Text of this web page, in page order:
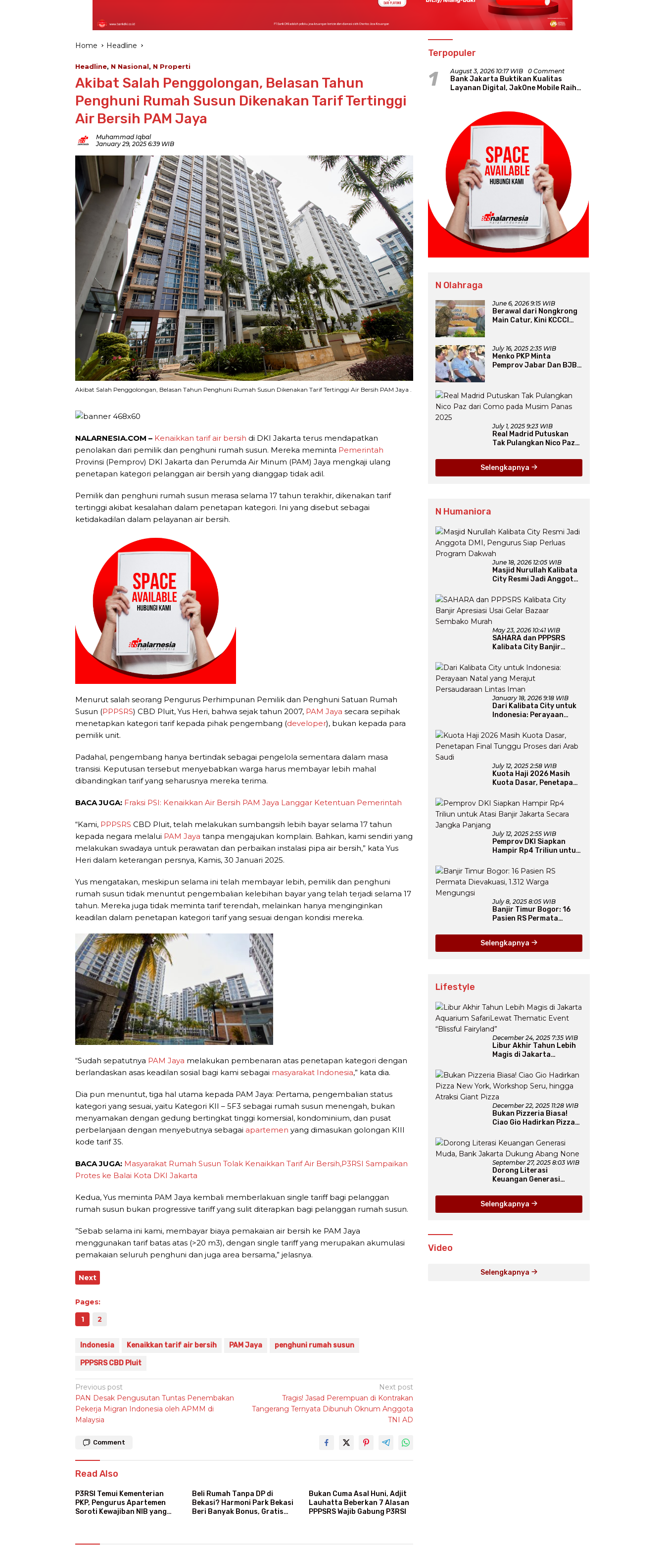
Home Headline
Headline, N Nasional, N Properti
Akibat Salah Penggolongan, Belasan Tahun
Penghuni Rumah Susun Dikenakan Tarif Tertinggi
Air Bersih PAM Jaya
Muhammad Iqbal
January 29, 2025 6:39 WIB
Akibat Salah Penggolongan, Belasan Tahun Penghuni Rumah Susun Dikenakan Tarif Tertinggi Air Bersih PAM Jaya .
NALARNESIA.COM – Kenaikkan tarif air bersih di DKI Jakarta terus mendapatkan
penolakan dari pemilik dan penghuni rumah susun. Mereka meminta Pemerintah
Provinsi (Pemprov) DKI Jakarta dan Perumda Air Minum (PAM) Jaya mengkaji ulang
penetapan kategori pelanggan air bersih yang dianggap tidak adil.
Pemilik dan penghuni rumah susun merasa selama 17 tahun terakhir, dikenakan tarif
tertinggi akibat kesalahan dalam penetapan kategori. Ini yang disebut sebagai
ketidakadilan dalam pelayanan air bersih.
Menurut salah seorang Pengurus Perhimpunan Pemilik dan Penghuni Satuan Rumah
Susun (PPPSRS) CBD Pluit, Yus Heri, bahwa sejak tahun 2007, PAM Jaya secara sepihak
menetapkan kategori tarif kepada pihak pengembang (developer), bukan kepada para
pemilik unit.
Padahal, pengembang hanya bertindak sebagai pengelola sementara dalam masa
transisi. Keputusan tersebut menyebabkan warga harus membayar lebih mahal
dibandingkan tarif yang seharusnya mereka terima.
BACA JUGA: Fraksi PSI: Kenaikkan Air Bersih PAM Jaya Langgar Ketentuan Pemerintah
“Kami, PPPSRS CBD Pluit, telah melakukan sumbangsih lebih bayar selama 17 tahun
kepada negara melalui PAM Jaya tanpa mengajukan komplain. Bahkan, kami sendiri yang
melakukan swadaya untuk perawatan dan perbaikan instalasi pipa air bersih,” kata Yus
Heri dalam keterangan persnya, Kamis, 30 Januari 2025.
Yus mengatakan, meskipun selama ini telah membayar lebih, pemilik dan penghuni
rumah susun tidak menuntut pengembalian kelebihan bayar yang telah terjadi selama 17
tahun. Mereka juga tidak meminta tarif terendah, melainkan hanya menginginkan
keadilan dalam penetapan kategori tarif yang sesuai dengan kondisi mereka.
“Sudah sepatutnya PAM Jaya melakukan pembenaran atas penetapan kategori dengan
berlandaskan asas keadilan sosial bagi kami sebagai masyarakat Indonesia,” kata dia.
Dia pun menuntut, tiga hal utama kepada PAM Jaya: Pertama, pengembalian status
kategori yang sesuai, yaitu Kategori KII – 5F3 sebagai rumah susun menengah, bukan
menyamakan dengan gedung bertingkat tinggi komersial, kondominium, dan pusat
perbelanjaan dengan menyebutnya sebagai apartemen yang dimasukan golongan KIII
kode tarif 3S.
BACA JUGA: Masyarakat Rumah Susun Tolak Kenaikkan Tarif Air Bersih,P3RSI Sampaikan
Protes ke Balai Kota DKI Jakarta
Kedua, Yus meminta PAM Jaya kembali memberlakuan single tariff bagi pelanggan
rumah susun bukan progressive tariff yang sulit diterapkan bagi pelanggan rumah susun.
”Sebab selama ini kami, membayar biaya pemakaian air bersih ke PAM Jaya
menggunakan tarif batas atas (>20 m3), dengan single tariff yang merupakan akumulasi
pemakaian seluruh penghuni dan juga area bersama,” jelasnya.
Next
Pages:
1
2
Indonesia Kenaikkan tarif air bersih PAM Jaya penghuni rumah susun
PPPSRS CBD Pluit
Post
navigation
Previous post
PAN Desak Pengusutan Tuntas Penembakan
Pekerja Migran Indonesia oleh APMM di
Malaysia
Next post
Tragis! Jasad Perempuan di Kontrakan
Tangerang Ternyata Dibunuh Oknum Anggota
TNI AD
Comment
Read Also
P3RSI Temui Kementerian
PKP, Pengurus Apartemen
Soroti Kewajiban NIB yang
Beli Rumah Tanpa DP di
Bekasi? Harmoni Park Bekasi
Beri Banyak Bonus, Gratis
Bukan Cuma Asal Huni, Adjit
Lauhatta Beberkan 7 Alasan
PPPSRS Wajib Gabung P3RSI
Terpopuler
1 August 3, 2026 10:17 WIB 0 Comment
Bank Jakarta Buktikan Kualitas
Layanan Digital, JakOne Mobile Raih
N Olahraga
June 6, 2026 9:15 WIB
Berawal dari Nongkrong
Main Catur, Kini KCCCI
July 16, 2025 2:35 WIB
Menko PKP Minta
Pemprov Jabar Dan BJB
July 1, 2025 9:23 WIB
Real Madrid Putuskan
Tak Pulangkan Nico Paz
Panas 2025
Selengkapnya
N Humaniora
June 18, 2026 12:05 WIB
Masjid Nurullah Kalibata
City Resmi Jadi Anggota
Perluas Program Dakwah
May 23, 2026 10:41 WIB
SAHARA dan PPPSRS
Kalibata City Banjir
Bazaar Sembako Murah
January 18, 2026 9:18 WIB
Dari Kalibata City untuk
Indonesia: Perayaan
Persaudaraan Lintas
Iman
July 12, 2025 2:58 WIB
Kuota Haji 2026 Masih
Kuota Dasar, Penetapan
Arab Saudi
July 12, 2025 2:55 WIB
Pemprov DKI Siapkan
Hampir Rp4 Triliun untuk
Secara Jangka Panjang
July 8, 2025 8:05 WIB
Banjir Timur Bogor: 16
Pasien RS Permata
Mengungsi
Selengkapnya
Lifestyle
December 24, 2025 7:35 WIB
Libur Akhir Tahun Lebih
Magis di Jakarta
Thematic Event “Blissful
Fairyland”
December 22, 2025 11:28 WIB
Bukan Pizzeria Biasa!
Ciao Gio Hadirkan Pizza
Seru, hingga Atraksi
Giant Pizza
September 27, 2025 8:03 WIB
Dorong Literasi
Keuangan Generasi
Dukung Abang None
Selengkapnya
Video
Selengkapnya